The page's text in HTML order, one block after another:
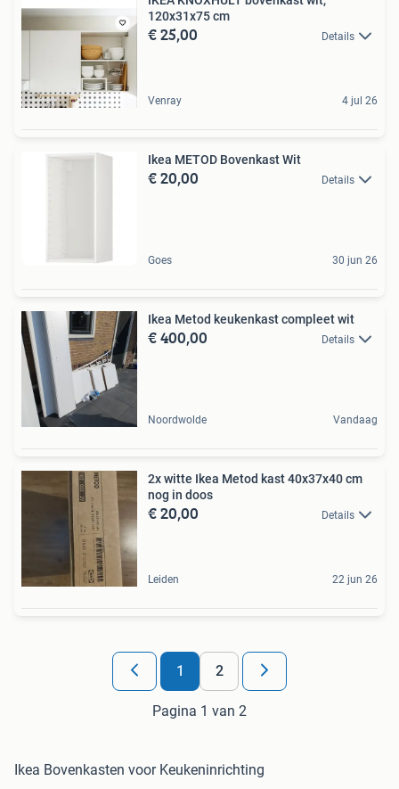
120x31x75 cm
€ 25,00 Details
Venray 4 jul 26
Ikea METOD Bovenkast Wit
€ 20,00 Details
Goes 30 jun 26
Ikea Metod keukenkast compleet wit
€ 400,00 Details
Noordwolde Vandaag
2x witte Ikea Metod kast 40x37x40 cm
nog in doos
€ 20,00 Details
Leiden 22 jun 26
1 2
Pagina 1 van 2
Ikea Bovenkasten voor Keukeninrichting